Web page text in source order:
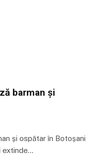
barman și
și ospătar în Botoșani
extinde…